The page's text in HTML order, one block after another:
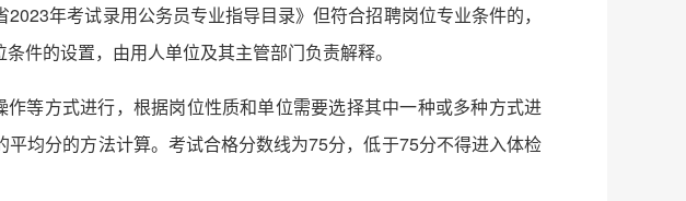
年考试录用公务员专业指导目录》但符合招聘岗位专业条件的，
件的设置，由用人单位及其主管部门负责解释。
等方式进行，根据岗位性质和单位需要选择其中一种或多种方式进
均分的方法计算。考试合格分数线为75分，低于75分不得进入体检